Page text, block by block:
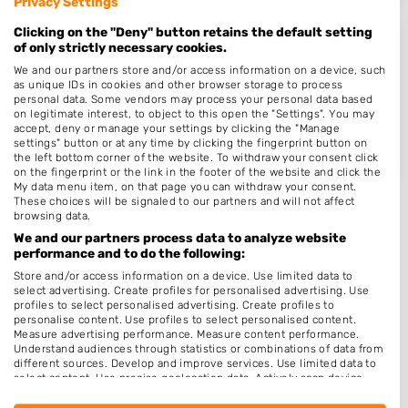
Home Alone Hairstyling & More u..
Doelbeekseweg 21
8181HX Heerde
Op 18,50 km afstand
Plaatsen in de buurt
Hoog Soeren
Apeldoorn
Vaassen
Ugchelen
Beemte Broekland
Clicking on the "Deny" button retains the default setting
of only strictly necessary cookies.
We and our partners store and/or access information on a device, such
as unique IDs in cookies and other browser storage to process
personal data. Some vendors may process your personal data based
on legitimate interest, to object to this open the "Settings". You may
accept, deny or manage your settings by clicking the "Manage
settings" button or at any time by clicking the fingerprint button on
the left bottom corner of the website. To withdraw your consent click
on the fingerprint or the link in the footer of the website and click the
My data menu item, on that page you can withdraw your consent.
These choices will be signaled to our partners and will not affect
browsing data.
We and our partners process data to analyze website
performance and to do the following:
Store and/or access information on a device. Use limited data to
select advertising. Create profiles for personalised advertising. Use
profiles to select personalised advertising. Create profiles to
personalise content. Use profiles to select personalised content.
Measure advertising performance. Measure content performance.
Understand audiences through statistics or combinations of data from
different sources. Develop and improve services. Use limited data to
select content. Use precise geolocation data. Actively scan device